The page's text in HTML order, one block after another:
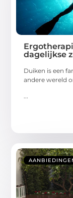
dagelijkse
Duiken is een
andere wereld